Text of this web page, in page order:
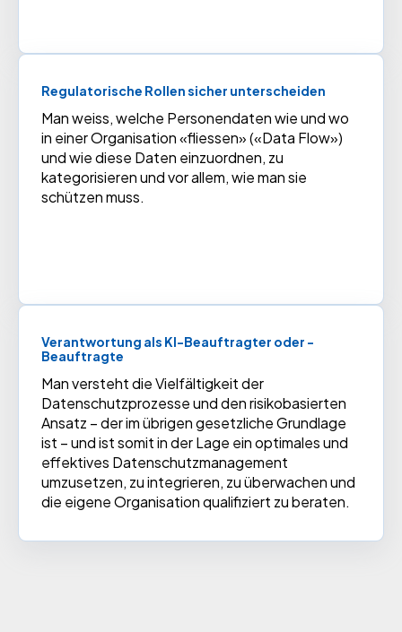
Regulatorische Rollen sicher unterscheiden
Man weiss, welche Personendaten wie und wo
in einer Organisation «fliessen» («Data Flow»)
und wie diese Daten einzuordnen, zu
kategorisieren und vor allem, wie man sie
schützen muss.
Verantwortung als KI-Beauftragter oder -
Beauftragte
Man versteht die Vielfältigkeit der
Datenschutzprozesse und den risikobasierten
Ansatz – der im übrigen gesetzliche Grundlage
ist – und ist somit in der Lage ein optimales und
effektives Datenschutzmanagement
umzusetzen, zu integrieren, zu überwachen und
die eigene Organisation qualifiziert zu beraten.